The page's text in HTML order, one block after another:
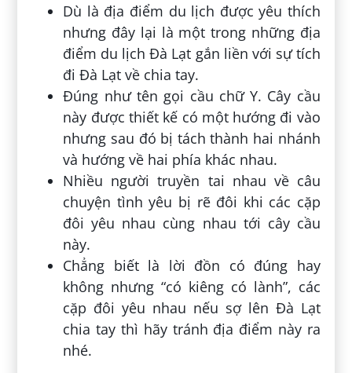
Dù là địa điểm du lịch được yêu thích
nhưng đây lại là một trong những địa
điểm du lịch Đà Lạt gắn liền với sự tích
đi Đà Lạt về chia tay.
Đúng như tên gọi cầu chữ Y. Cây cầu
này được thiết kế có một hướng đi vào
nhưng sau đó bị tách thành hai nhánh
và hướng về hai phía khác nhau.
Nhiều người truyền tai nhau về câu
chuyện tình yêu bị rẽ đôi khi các cặp
đôi yêu nhau cùng nhau tới cây cầu
này.
Chẳng biết là lời đồn có đúng hay
không nhưng “có kiêng có lành”, các
cặp đôi yêu nhau nếu sợ lên Đà Lạt
chia tay thì hãy tránh địa điểm này ra
nhé.